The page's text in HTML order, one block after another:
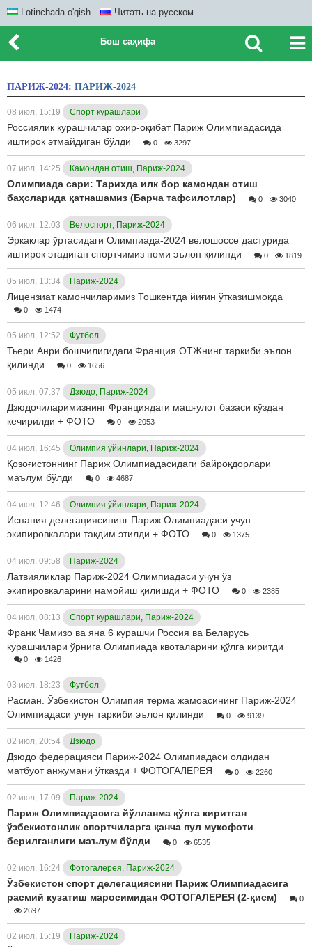
Lotinchada o'qish Читать на русском
Бош саҳифа
ПАРИЖ-2024: ПАРИЖ-2024
08 июл, 15:19 Спорт курашлари
Россиялик курашчилар охир-оқибат Париж Олимпиадасида
иштирок этмайдиган бўлди
0 3297
07 июл, 14:25 Камондан отиш, Париж-2024
Олимпиада сари: Тарихда илк бор камондан отиш
баҳсларида қатнашамиз (Барча тафсилотлар)
0 3040
06 июл, 12:03 Велоспорт, Париж-2024
Эркаклар ўртасидаги Олимпиада-2024 велошоссе дастурида
иштирок этадиган спортчимиз номи эълон қилинди
0 1819
05 июл, 13:34 Париж-2024
Лицензиат камончиларимиз Тошкентда йиғин ўтказишмоқда
0 1474
05 июл, 12:52 Футбол
Тьери Анри бошчилигидаги Франция ОТЖнинг таркиби эълон
қилинди
0 1656
05 июл, 07:37 Дзюдо, Париж-2024
Дзюдочиларимизнинг Франциядаги машғулот базаси кўздан
кечирилди + ФОТО
0 2053
04 июл, 16:45 Олимпия ўйинлари, Париж-2024
Қозоғистоннинг Париж Олимпиадасидаги байроқдорлари
маълум бўлди
0 4687
04 июл, 12:46 Олимпия ўйинлари, Париж-2024
Испания делегациясининг Париж Олимпиадаси учун
экипировкалари тақдим этилди + ФОТО
0 1375
04 июл, 09:58 Париж-2024
Латвияликлар Париж-2024 Олимпиадаси учун ўз
экипировкаларини намойиш қилишди + ФОТО
0 2385
04 июл, 08:13 Спорт курашлари, Париж-2024
Франк Чамизо ва яна 6 курашчи Россия ва Беларусь
курашчилари ўрнига Олимпиада квоталарини қўлга киритди
0 1426
03 июл, 18:23 Футбол
Расман. Ўзбекистон Олимпия терма жамоасининг Париж-2024
Олимпиадаси учун таркиби эълон қилинди
0 9139
02 июл, 20:54 Дзюдо
Дзюдо федерацияси Париж-2024 Олимпиадаси олдидан
матбуот анжумани ўтказди + ФОТОГАЛЕРЕЯ
0 2260
02 июл, 17:09 Париж-2024
Париж Олимпиадасига йўлланма қўлга киритган
ўзбекистонлик спортчиларга қанча пул мукофоти
берилганлиги маълум бўлди
0 6535
02 июл, 16:24 Фотогалерея, Париж-2024
Ўзбекистон спорт делегациясини Париж Олимпиадасига
расмий кузатиш маросимидан ФОТОГАЛЕРЕЯ (2-қисм)
0
2697
02 июл, 15:19 Париж-2024